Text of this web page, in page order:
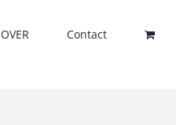
OVER Contact